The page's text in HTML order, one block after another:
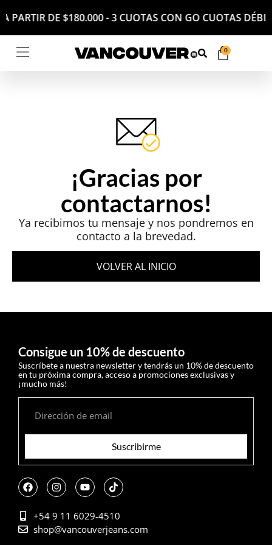
PARTIR DE $180.000 - 3 CUOTAS CON GO CUOTAS
0
¡Gracias por
contactarnos!
Ya recibimos tu mensaje y nos pondremos en
contacto a la brevedad.
VOLVER AL INICIO
Consigue un 10% de descuento
Suscríbete a nuestra newsletter y tendrás un 10% de descuento
en tu próxima compra, acceso a promociones exclusivas y
¡mucho más!
Suscribirme
+54 9 11 6029-4510
shop@vancouverjeans.com